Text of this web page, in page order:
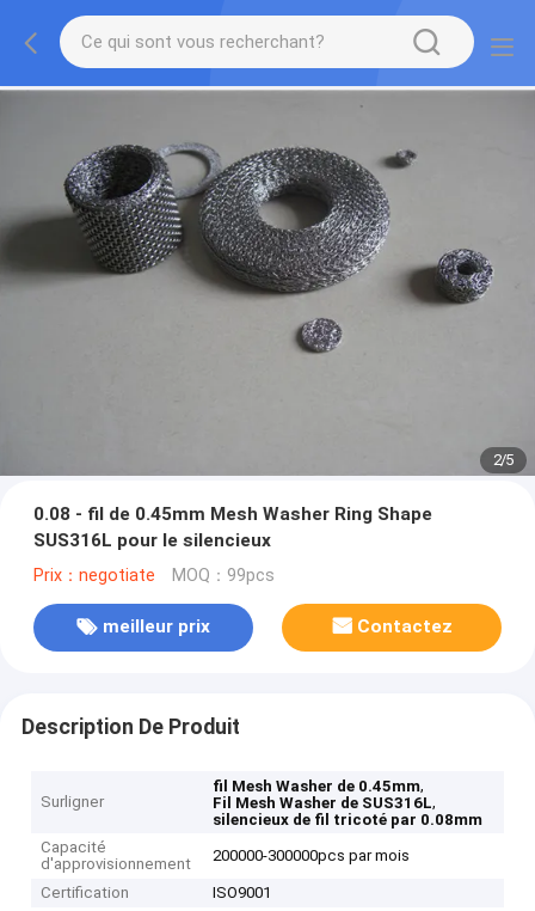
2/5
0.08 - fil de 0.45mm Mesh Washer Ring Shape
SUS316L pour le silencieux
Prix：negotiate MOQ：99pcs
meilleur prix Contactez
Description De Produit
Surligner
fil Mesh Washer de 0.45mm,
Fil Mesh Washer de SUS316L,
silencieux de fil tricoté par 0.08mm
Capacité
d'approvisionnement
200000-300000pcs par mois
Certification
ISO9001